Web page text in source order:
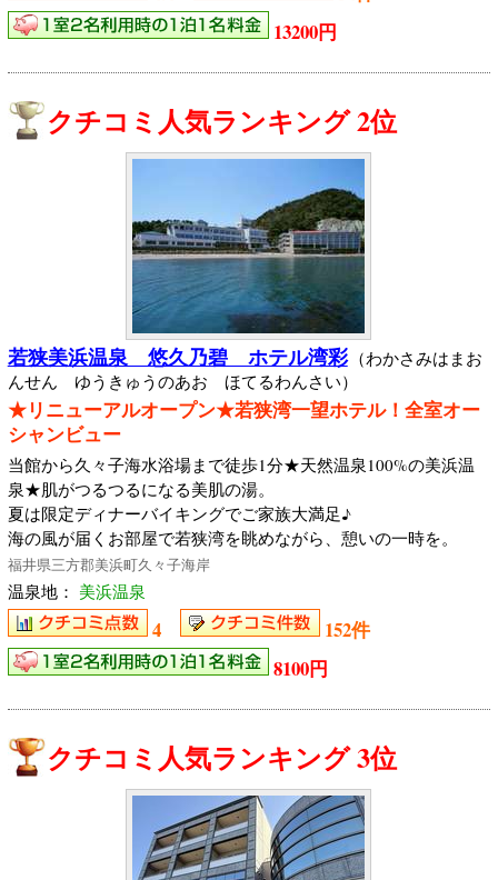
13200円
クチコミ人気ランキング 2位
若狭美浜温泉 悠久乃碧 ホテル湾彩（わかさみはまお
んせん ゆうきゅうのあお ほてるわんさい）
★リニューアルオープン★若狭湾一望ホテル！全室オー
シャンビュー
当館から久々子海水浴場まで徒歩1分★天然温泉100%の美浜温
泉★肌がつるつるになる美肌の湯。
夏は限定ディナーバイキングでご家族大満足♪
海の風が届くお部屋で若狭湾を眺めながら、憩いの一時を。
福井県三方郡美浜町久々子海岸
温泉地： 美浜温泉
4
152件
8100円
クチコミ人気ランキング 3位